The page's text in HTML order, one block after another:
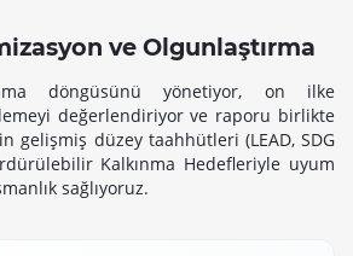
ve Olgunlaştırma
döngüsünü yönetiyor, on ilke
değerlendiriyor ve raporu birlikte
gelişmiş düzey taahhütleri (LEAD, SDG
Kalkınma Hedefleriyle uyum
sağlıyoruz.